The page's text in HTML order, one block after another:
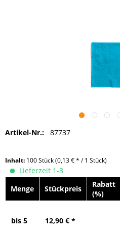
Artikel-Nr.: 87737
Inhalt: 100 Stück(0,13 € * / 1 Stück)
Lieferzeit 1-3
Menge
Stückpreis
Rabatt
(%)
bis 5 12,90 € *